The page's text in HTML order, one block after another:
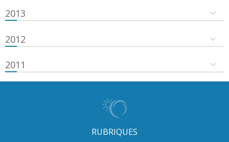
2013
2012
2011
RUBRIQUES